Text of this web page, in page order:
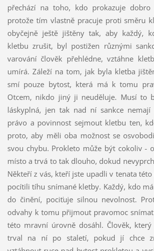
přechází na toho, kdo prokazuje dobro
protože tím vlastně pracuje proti směru
obyčejně ještě jištěny tak, aby každý,
kletbu zrušit, byl postižen různými
varování člověk přehlédne, vztáhne
umírá. Záleží na tom, jak byla kletba
smí pouze bytost, která má k tomu
Otcem, nikdo jiný ji neuděluje. Musí to
láskyplná, jen tak nad ní sankce
právo a povinnost sejmout kletbu ten,
proto, aby měli oba možnost se
svou chybu. Prokleto může být cokoliv -
místo a trvá to tak dlouho, dokud
Někteří z vás, kteří jste upadli v tenata
pocítili tíhu snímané kletby. Každý, kdo
do činění, pociťuje silnou nevolnost.
odvahy k tomu přijmout pravomoc
této mravní úrovně dosáhl. Člověk,
trval na ní po staletí, pokud jí chce